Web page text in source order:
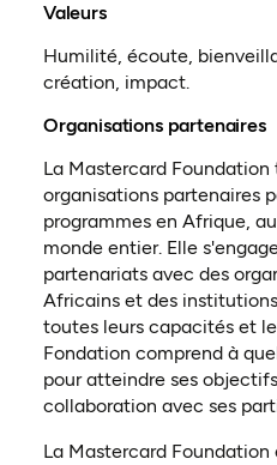
Valeurs
Humilité, écoute,
création, impact.
Organisations partenaires
La Mastercard
organisations partenaires
programmes en Afrique,
monde entier. Elle
partenariats avec des
Africains et des
toutes leurs capacités et
Fondation comprend à
pour atteindre ses
collaboration avec ses
La Mastercard